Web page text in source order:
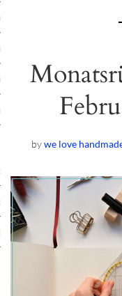
Workshops
Location
Workshops
bywe love